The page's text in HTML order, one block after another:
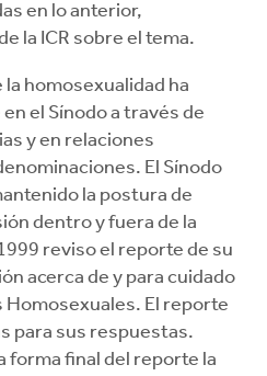
en lo anterior,
la ICR sobre el tema.
homosexualidad ha
el Sínodo a través de
y en relaciones
El Sínodo
la postura de
dentro y fuera de la
reviso el reporte de su
acerca de y para cuidado
Homosexuales. El reporte
para sus respuestas.
forma final del reporte la